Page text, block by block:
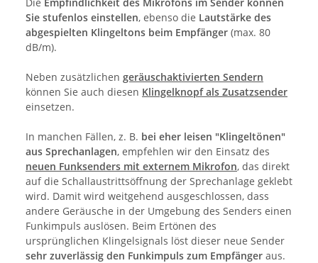
Sie stufenlos einstellen, ebenso die Lautstärke des
abgespielten Klingeltons beim Empfänger (max. 80
dB/m).
Neben zusätzlichen geräuschaktivierten Sendern
können Sie auch diesen Klingelknopf als Zusatzsender
einsetzen.
In manchen Fällen, z. B. bei eher leisen "Klingeltönen"
aus Sprechanlagen, empfehlen wir den Einsatz des
neuen Funksenders mit externem Mikrofon, das direkt
auf die Schallaustrittsöffnung der Sprechanlage geklebt
wird. Damit wird weitgehend ausgeschlossen, dass
andere Geräusche in der Umgebung des Senders einen
Funkimpuls auslösen. Beim Ertönen des
ursprünglichen Klingelsignals löst dieser neue Sender
sehr zuverlässig den Funkimpuls zum Empfänger aus.